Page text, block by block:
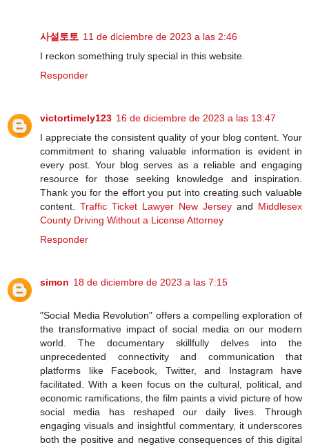
사설토토 11 de diciembre de 2023 a las 2:46
I reckon something truly special in this website.
Responder
victortimely123 16 de diciembre de 2023 a las 13:47
I appreciate the consistent quality of your blog content. Your
commitment to sharing valuable information is evident in
every post. Your blog serves as a reliable and engaging
resource for those seeking knowledge and inspiration.
Thank you for the effort you put into creating such valuable
content. Traffic Ticket Lawyer New Jersey and Middlesex
County Driving Without a License Attorney
Responder
simon 18 de diciembre de 2023 a las 7:15
"Social Media Revolution" offers a compelling exploration of
the transformative impact of social media on our modern
world. The documentary skillfully delves into the
unprecedented connectivity and communication that
platforms like Facebook, Twitter, and Instagram have
facilitated. With a keen focus on the cultural, political, and
economic ramifications, the film paints a vivid picture of how
social media has reshaped our daily lives. Through
engaging visuals and insightful commentary, it underscores
both the positive and negative consequences of this digital